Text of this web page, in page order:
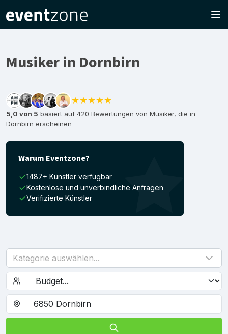
Musiker in Dornbirn
★★★★★
5,0 von 5 basiert auf 420 Bewertungen von Musiker, die in
Dornbirn erscheinen
Warum Eventzone?
1487+ Künstler verfügbar
Kostenlose und unverbindliche Anfragen
Verifizierte Künstler
Kategorie auswählen...